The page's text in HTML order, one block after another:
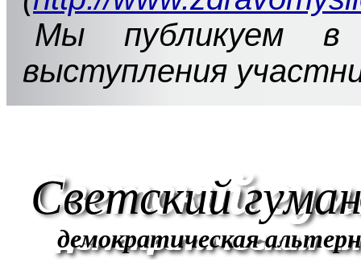
Мы публикуем
выступления
Светский
демократическая